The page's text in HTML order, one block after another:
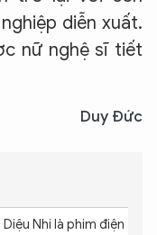
diễn xuất.
nữ nghệ sĩ tiết
Duy Đức
Nhi là phim điện ảnh